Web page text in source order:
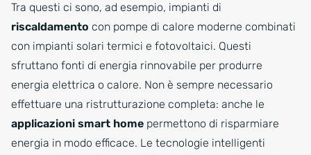
Tra questi ci sono, ad esempio, impianti di
riscaldamento con pompe di calore moderne combinati
con impianti solari termici e fotovoltaici. Questi
sfruttano fonti di energia rinnovabile per produrre
energia elettrica o calore. Non è sempre necessario
effettuare una ristrutturazione completa: anche le
applicazioni smart home permettono di risparmiare
energia in modo efficace. Le tecnologie intelligenti